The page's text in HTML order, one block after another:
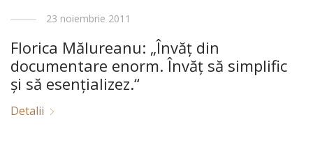
23 noiembrie 2011
Florica Mălureanu: „Învăţ din
documentare enorm. Învăţ să simplific
şi să esenţializez.“
Detalii